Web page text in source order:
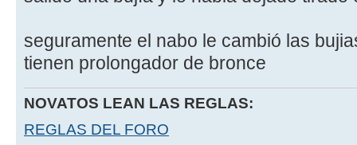
seguramente el nabo le cambió las
tienen prolongador de bronce
NOVATOS LEAN LAS REGLAS:
REGLAS DEL FORO